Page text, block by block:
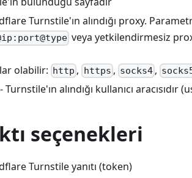
Turnstile'ın alındığı proxy.
veya yetkilendirmesiz
olabilir: http , https , socks4 ,
Turnstile'ın alındığı kullanıcı aracısıdır
seçenekleri
Turnstile yanıtı (token)